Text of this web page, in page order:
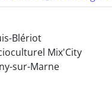
Blériot
Mix'City
sur-Marne